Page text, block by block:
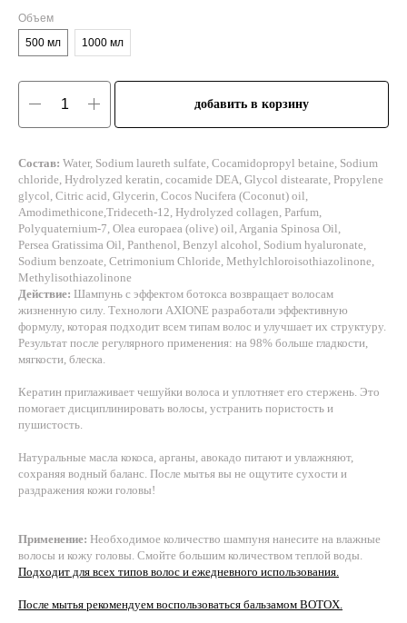
Объем
500 мл
1000 мл
добавить в корзину
Состав: Water, Sodium laureth sulfate, Cocamidopropyl betaine, Sodium
chloride, Hydrolyzed keratin, cocamide DEA, Glycol distearate, Propylene
glycol, Citric acid, Glycerin, Сocos Nucifera (Coconut) oil,
Amodimethicone,Trideceth-12, Hydrolyzed collagen, Parfum,
Polyquaternium-7, Olea europaea (olive) oil, Argania Spinosa Oil,
Persea Gratissima Oil, Panthenol, Benzyl alcohol, Sodium hyaluronate,
Sodium benzoate, Cetrimonium Chloride, Methylchloroisothiazolinone,
Methylisothiazolinone
Действие: Шампунь с эффектом ботокса возвращает волосам
жизненную силу. Технологи AXIONE разработали эффективную
формулу, которая подходит всем типам волос и улучшает их структуру.
Результат после регулярного применения: на 98% больше гладкости,
мягкости, блеска.
Кератин приглаживает чешуйки волоса и уплотняет его стержень. Это
помогает дисциплинировать волосы, устранить пористость и
пушистость.
Натуральные масла кокоса, арганы, авокадо питают и увлажняют,
сохраняя водный баланс. После мытья вы не ощутите сухости и
раздражения кожи головы!
Применение: Необходимое количество шампуня нанесите на влажные
волосы и кожу головы. Смойте большим количеством теплой воды.
Подходит для всех типов волос и ежедневного использования.
После мытья рекомендуем воспользоваться бальзамом BOTOX.